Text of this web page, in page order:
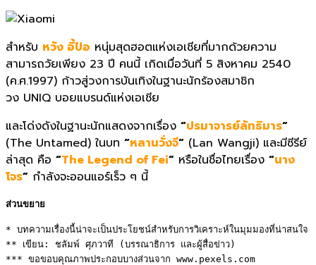
สำหรับ หวัง อี้ป๋อ หนุ่มสุดฮอตแห่งเอเชียที่มากด้วยความ
สามารถวัยเพียง 23 ปี คนนี้ เกิดเมื่อวันที่ 5 สิงหาคม 2540
(ค.ศ.1997) ก้าวสู่วงการบันเทิงในฐานะนักร้องสมาชิก
วง UNIQ บอยแบรนด์แห่งเอเชีย
และโด่งดังในฐานะนักแสดงจากเรื่อง “ปรมาจารย์ลัทธิมาร“
(The Untamed)ในบท “หลานวั่งจี“ (Lan Wangji) และมีซีรีย์
ล่าสุด คือ “The Legend of Fei” หรือในชื่อไทยเรื่อง “นาง
โจร” กำลังจะออนแอร์เร็ว ๆ นี้
ส่วนขยาย
* บทความเรื่องนี้น่าจะเป็นประโยชน์สำหรับการวิเคราะห์ในมุมมองที่น่าสนใจ
** เขียน: ชลัมพ์ ศุภวาที (บรรณาธิการ และผู้สื่อข่าว)
*** ขอขอบคุณภาพประกอบบางส่วนจาก www.pexels.com